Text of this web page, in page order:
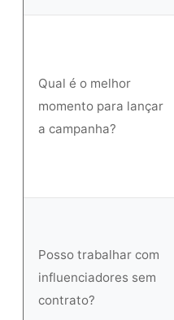
Qual é o melhor
momento para lançar
a campanha?
Posso trabalhar com
influenciadores sem
contrato?